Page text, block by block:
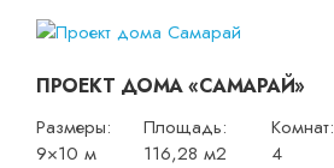
ПРОЕКТ ДОМА «САМАРАЙ»
Размеры:
9×10 м
Площадь:
116,28 м2
Комнат:
4